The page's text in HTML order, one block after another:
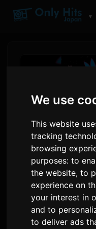
We use
This website
tracking
browsing
purposes:to
the website,to
experience on
your interest in
and to
to deliver ads
▼
EYE VDJ
estrenen